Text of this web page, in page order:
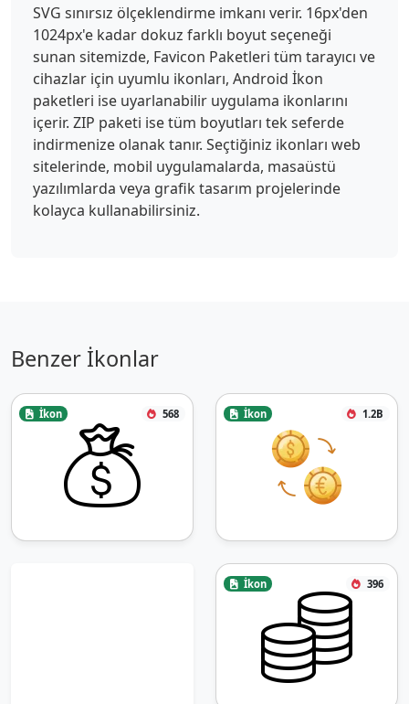
SVG sınırsız ölçeklendirme imkanı verir. 16px'den
1024px'e kadar dokuz farklı boyut seçeneği
sunan sitemizde, Favicon Paketleri tüm tarayıcı ve
cihazlar için uyumlu ikonları, Android İkon
paketleri ise uyarlanabilir uygulama ikonlarını
içerir. ZIP paketi ise tüm boyutları tek seferde
indirmenize olanak tanır. Seçtiğiniz ikonları web
sitelerinde, mobil uygulamalarda, masaüstü
yazılımlarda veya grafik tasarım projelerinde
kolayca kullanabilirsiniz.
Benzer İkonlar
İkon 568 İkon 1.2B
İkon 396